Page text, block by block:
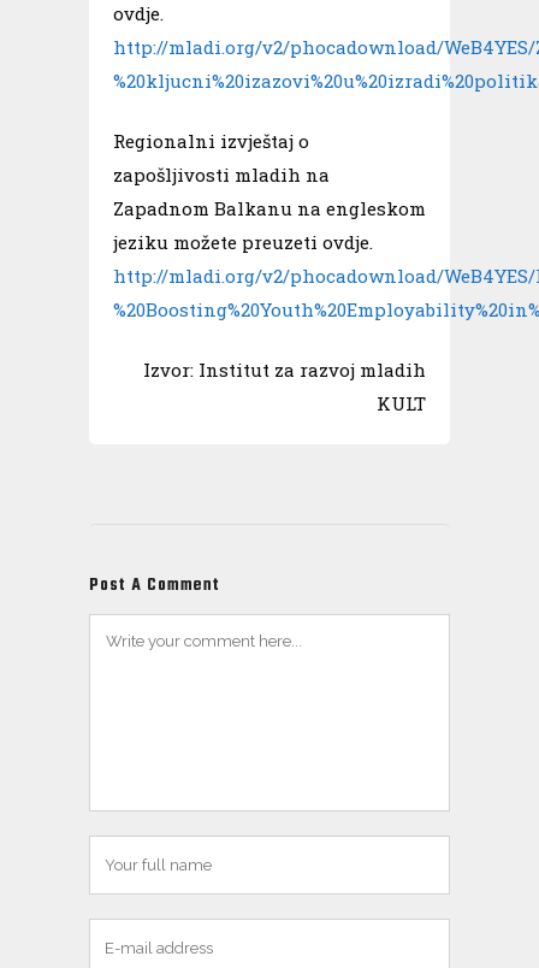
ovdje.
http://mladi.org/v2/phocadownload/
Regionalni izvještaj o
zapošljivosti mladih na
Zapadnom Balkanu na engleskom
jeziku možete preuzeti ovdje.
http://mladi.org/v2/phocadownload/WeB4YES/
Izvor: Institut za razvoj mladih
KULT
Post A Comment